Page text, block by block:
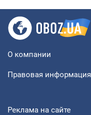
О компании
Правовая информация
Реклама на сайте